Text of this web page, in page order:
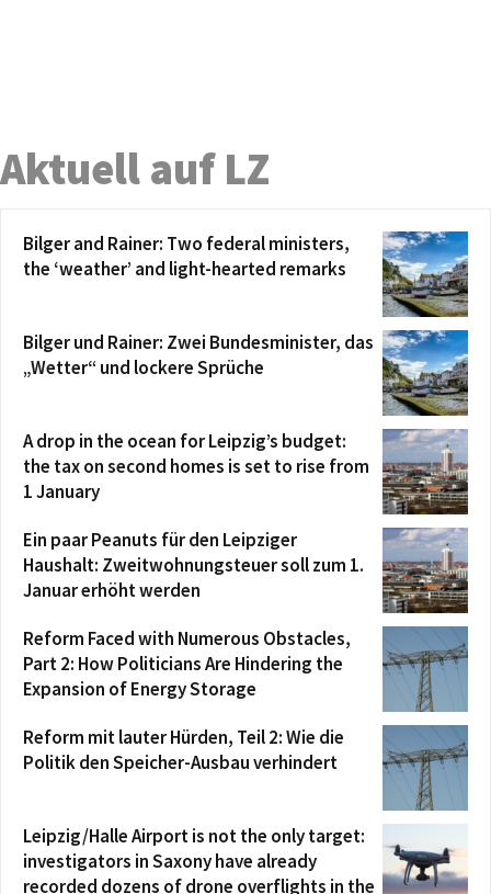
Aktuell auf LZ
Bilger and Rainer: Two federal ministers,
the ‘weather’ and light-hearted remarks
Bilger und Rainer: Zwei Bundesminister, das
„Wetter“ und lockere Sprüche
A drop in the ocean for Leipzig’s budget:
the tax on second homes is set to rise from
1 January
Ein paar Peanuts für den Leipziger
Haushalt: Zweitwohnungsteuer soll zum 1.
Januar erhöht werden
Reform Faced with Numerous Obstacles,
Part 2: How Politicians Are Hindering the
Expansion of Energy Storage
Reform mit lauter Hürden, Teil 2: Wie die
Politik den Speicher-Ausbau verhindert
Leipzig/Halle Airport is not the only target:
investigators in Saxony have already
recorded dozens of drone overflights in the